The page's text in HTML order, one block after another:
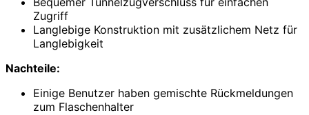
Zugriff
Langlebige Konstruktion mit zusätzlichem Netz für
Langlebigkeit
Nachteile:
Einige Benutzer haben gemischte Rückmeldungen
zum Flaschenhalter